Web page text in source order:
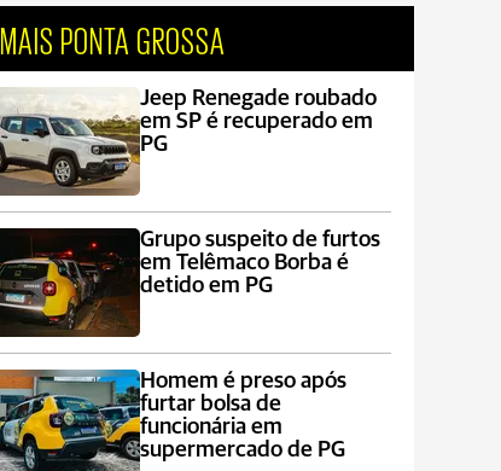
MAIS PONTA GROSSA
Jeep Renegade roubado
em SP é recuperado em
PG
Grupo suspeito de furtos
em Telêmaco Borba é
detido em PG
Homem é preso após
furtar bolsa de
funcionária em
supermercado de PG